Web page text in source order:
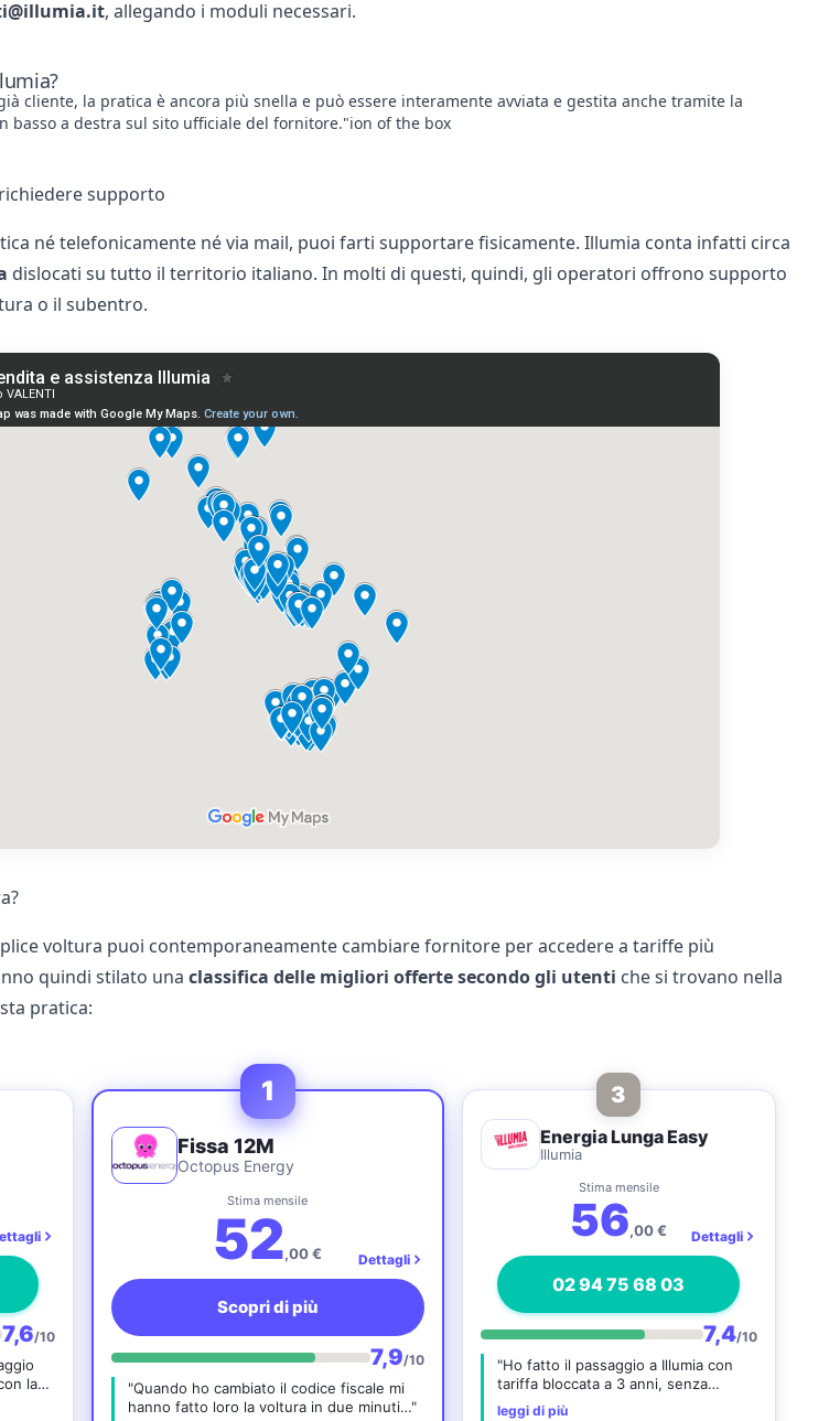
, allegando i moduli necessari.
cliente, la pratica è ancora più snella e può essere interamente avviata e gestita anche tramite la
basso a destra sul sito ufficiale del fornitore."ion of the box
supporto
né telefonicamente né via mail, puoi farti supportare fisicamente. Illumia conta infatti circa
dislocati su tutto il territorio italiano. In molti di questi, quindi, gli operatori offrono supporto
o il subentro.
voltura puoi contemporaneamente cambiare fornitore per accedere a tariffe più
quindi stilato una classifica delle migliori offerte secondo gli utenti che si trovano nella
pratica:
1
Fissa 12M
Octopus Energy
Stima mensile
52,00 € Dettagli
Scopri di più
7,9/10
"Quando ho cambiato il codice fiscale mi
hanno fatto loro la voltura in due minuti…"
7,6/10
la
3
Energia Lunga Easy
Illumia
Stima mensile
56,00 € Dettagli
02 94 75 68 03
7,4/10
"Ho fatto il passaggio a Illumia con
tariffa bloccata a 3 anni, senza
nessun intoppo…"
leggi di più